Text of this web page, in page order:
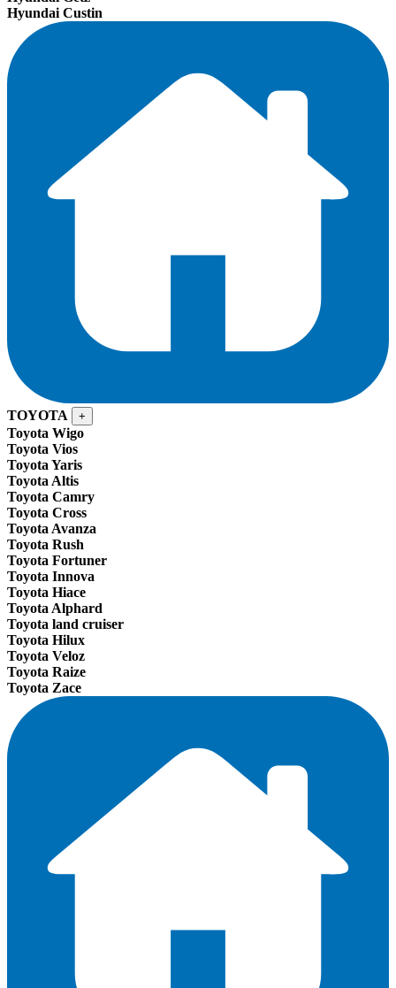
Hyundai Custin
TOYOTA +
Toyota Wigo
Toyota Vios
Toyota Yaris
Toyota Altis
Toyota Camry
Toyota Cross
Toyota Avanza
Toyota Rush
Toyota Fortuner
Toyota Innova
Toyota Hiace
Toyota Alphard
Toyota land cruiser
Toyota Hilux
Toyota Veloz
Toyota Raize
Toyota Zace